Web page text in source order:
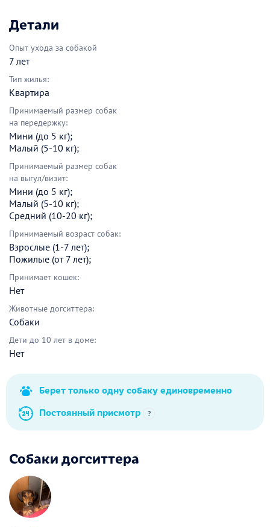
Детали
Опыт ухода за собакой
7 лет
Тип жилья:
Квартира
Принимаемый размер собак
на передержку:
Мини (до 5 кг);
Малый (5-10 кг);
Принимаемый размер собак
на выгул/визит:
Мини (до 5 кг);
Малый (5-10 кг);
Средний (10-20 кг);
Принимаемый возраст собак:
Взрослые (1-7 лет);
Пожилые (от 7 лет);
Принимает кошек:
Нет
Животные догситтера:
Собаки
Дети до 10 лет в доме:
Нет
Берет только одну собаку единовременно
Постоянный присмотр
?
Собаки догситтера